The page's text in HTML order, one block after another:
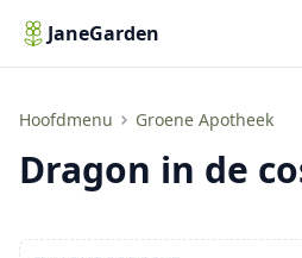
JaneGarden
Hoofdmenu Groene Apotheek
Dragon in de cosmetologie
Dragon in de